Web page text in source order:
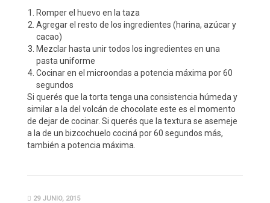
Romper el huevo en la taza
Agregar el resto de los ingredientes (harina, azúcar y
cacao)
Mezclar hasta unir todos los ingredientes en una
pasta uniforme
Cocinar en el microondas a potencia máxima por 60
segundos
Si querés que la torta tenga una consistencia húmeda y
similar a la del volcán de chocolate este es el momento
de dejar de cocinar. Si querés que la textura se asemeje
a la de un bizcochuelo cociná por 60 segundos más,
también a potencia máxima.
29 JUNIO, 2015